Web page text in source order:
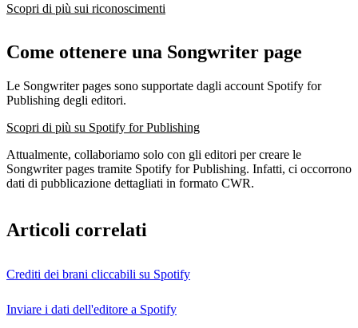
Scopri di più sui riconoscimenti
Come ottenere una Songwriter page
Le Songwriter pages sono supportate dagli account Spotify for
Publishing degli editori.
Scopri di più su Spotify for Publishing
Attualmente, collaboriamo solo con gli editori per creare le
Songwriter pages tramite Spotify for Publishing. Infatti, ci occorrono
dati di pubblicazione dettagliati in formato CWR.
Articoli correlati
Crediti dei brani cliccabili su Spotify
Inviare i dati dell'editore a Spotify